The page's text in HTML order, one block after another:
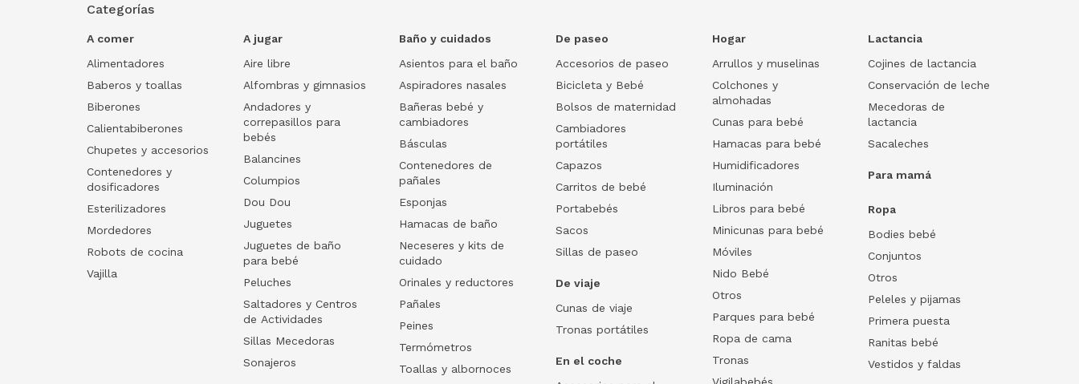
Categorías
A comer
Alimentadores
Baberos y toallas
Biberones
Calientabiberones
Chupetes y accesorios
Contenedores y
dosificadores
Esterilizadores
Mordedores
Robots de cocina
Vajilla
A jugar
Aire libre
Alfombras y gimnasios
Andadores y
correpasillos para
bebés
Balancines
Columpios
Dou Dou
Juguetes
Juguetes de baño
para bebé
Peluches
Saltadores y Centros
de Actividades
Sillas Mecedoras
Sonajeros
Baño y cuidados
Asientos para el baño
Aspiradores nasales
Bañeras bebé y
cambiadores
Básculas
Contenedores de
pañales
Esponjas
Hamacas de baño
Neceseres y kits de
cuidado
Orinales y reductores
Pañales
Peines
Termómetros
Toallas y albornoces
De paseo
Accesorios de paseo
Bicicleta y Bebé
Bolsos de maternidad
Cambiadores
portátiles
Capazos
Carritos de bebé
Portabebés
Sacos
Sillas de paseo
De viaje
Cunas de viaje
Tronas portátiles
En el coche
Hogar
Arrullos y muselinas
Colchones y
almohadas
Cunas para bebé
Hamacas para bebé
Humidificadores
Iluminación
Libros para bebé
Minicunas para bebé
Móviles
Nido Bebé
Otros
Parques para bebé
Ropa de cama
Tronas
Vigilabebés
Lactancia
Cojines de lactancia
Conservación de leche
Mecedoras de
lactancia
Sacaleches
Para mamá
Ropa
Bodies bebé
Conjuntos
Otros
Peleles y pijamas
Primera puesta
Ranitas bebé
Vestidos y faldas